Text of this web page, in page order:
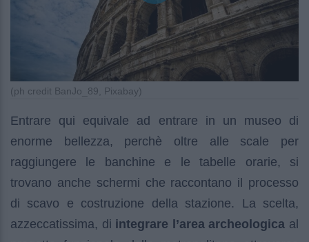
(ph credit BanJo_89, Pixabay)
Entrare qui equivale ad entrare in un museo di
enorme bellezza, perchè oltre alle scale per
raggiungere le banchine e le tabelle orarie, si
trovano anche schermi che raccontano il processo
di scavo e costruzione della stazione. La scelta,
azzeccatissima, di integrare l’area archeologica al